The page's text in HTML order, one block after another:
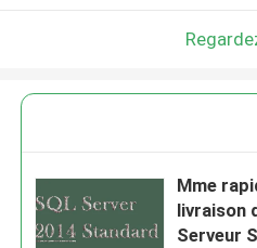
Mme
livraison de
Serveur